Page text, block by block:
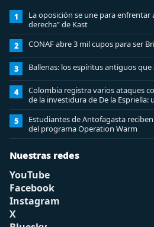
1
La oposición se une para enfrentar
derecha” de Kast
2 CONAF abre 3 mil cupos para ser
3 Ballenas: los espíritus antiguos
4
Colombia registra varios ataques
de la investidura de De la
5
Estudiantes de Antofagasta
del programa Operation Warm
Nuestras redes
YouTube
Facebook
Instagram
X